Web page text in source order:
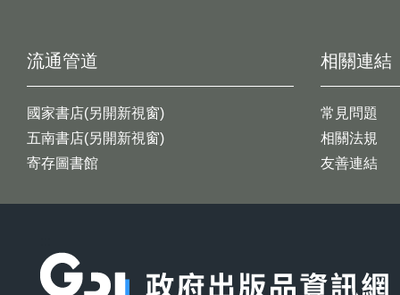
流通管道
國家書店(另開新視窗)
五南書店(另開新視窗)
寄存圖書館
相關連結
常見問題
相關法規
友善連結